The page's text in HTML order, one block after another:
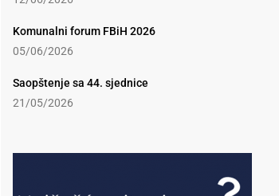
Komunalni forum FBiH 2026
05/06/2026
Saopštenje sa 44. sjednice
21/05/2026